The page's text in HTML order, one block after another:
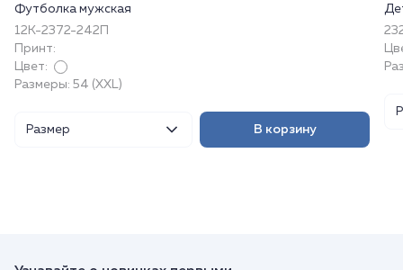
Футболка мужская
12К-2372-242П
Принт:
Цвет:
Размеры: 54 (XXL)
Размер В корзину